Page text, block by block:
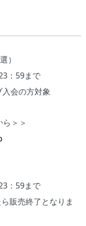
）
：59まで
会の方対象
＞＞
：59まで
販売終了となりま